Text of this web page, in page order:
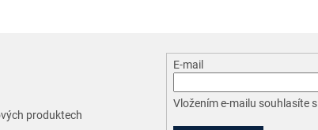
c
í
p
r
produktech
E-mail
Vložením e-mailu souhlasíte s